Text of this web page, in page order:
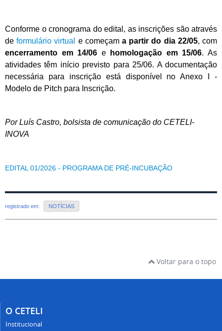
Conforme o cronograma do edital, as inscrições são através
deformulário virtual e começama partir do dia 22/05, com
encerramento em 14/06 e homologação em 15/06. As
atividades têm início previsto para 25/06. A documentação
necessária para inscrição está disponível no Anexo I -
Modelo de Pitch para Inscrição.
Por Luís Castro, bolsista de comunicação do CETELI-
INOVA
EDITAL 01/2026 - PROGRAMA DE PRÉ-INCUBAÇÃO
registrado em: NOTÍCIAS
Voltar para o topo
O CETELI
Institucional